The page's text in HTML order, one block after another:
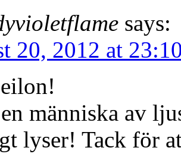
says:
20, 2012 at
människa av
lyser! Tack för